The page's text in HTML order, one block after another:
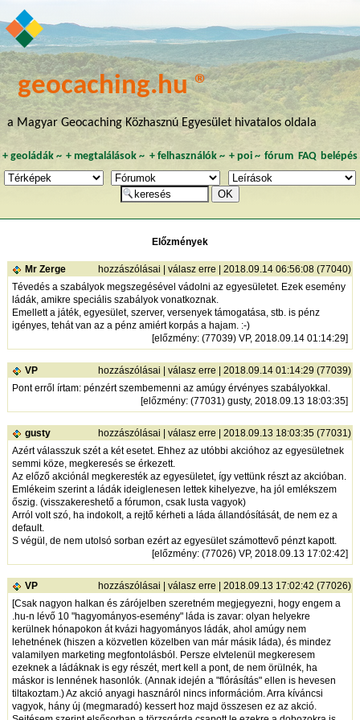
geocaching.hu ®
a Magyar Geocaching Közhasznú Egyesület hivatalos oldala
+ geoládák~ +megtalálások ~ + felhasználók~ + poi~ fórum FAQ belépés
Előzmények
Mr Zerge hozzászólásai válasz erre | 2018.09.14 06:56:08 (77040)
Tévedés a szabályok megszegésével vádolni az egyesületet. Ezek esemény
ládák, amikre speciális szabályok vonatkoznak.
Emellett a játék, egyesület, szerver, versenyek támogatása, stb. is pénz
igényes, tehát van az a pénz amiért korpás a hajam. :-)
[előzmény: (77039) VP, 2018.09.14 01:14:29]
VP hozzászólásai válasz erre | 2018.09.14 01:14:29 (77039)
Pont erről írtam: pénzért szembemenni az amúgy érvényes szabályokkal.
[előzmény: (77031) gusty, 2018.09.13 18:03:35]
gusty hozzászólásai válasz erre | 2018.09.13 18:03:35 (77031)
Azért válasszuk szét a két esetet. Ehhez az utóbbi akcióhoz az egyesületnek
semmi köze, megkeresés se érkezett.
Az előző akciónál megkeresték az egyesületet, így vettünk részt az akcióban.
Emlékeim szerint a ládák ideiglenesen lettek kihelyezve, ha jól emlékszem
őszig. (visszakereshető a fórumon, csak lusta vagyok)
Arról volt szó, ha indokolt, a rejtő kérheti a láda állandósítását, de nem ez a
default.
S végül, de nem utolsó sorban ezért az egyesület számottevő pénzt kapott.
[előzmény: (77026) VP, 2018.09.13 17:02:42]
VP hozzászólásai válasz erre | 2018.09.13 17:02:42 (77026)
[Csak nagyon halkan és zárójelben szeretném megjegyezni, hogy engem a
.hu-n lévő 10 "hagyományos-esemény" láda is zavar: olyan helyekre
kerülnek hónapokon át kvázi hagyományos ládák, ahol amúgy nem
lehetnének (hiszen a közvetlen közelben van már másik láda), és mindez
valamilyen marketing megfontolásból. Persze elvtelenül megkeresem
ezeknek a ládáknak is egy részét, mert kell a pont, de nem örülnék, ha
máskor is lennének hasonlók. (Annak idején a "flórásítás" ellen is hevesen
tiltakoztam.) Az akció anyagi hasznáról nincs információm. Arra kíváncsi
vagyok, hány új (megmaradó) kessert hoz majd összesen ez az akció.